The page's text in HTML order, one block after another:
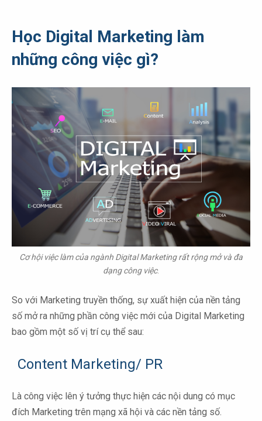
Học Digital Marketing làm
những công việc gì?
Cơ hội việc làm của ngành Digital Marketing rất rộng mở và đa
dạng công việc.
So với Marketing truyền thống, sự xuất hiện của nền tảng
số mở ra những phần công việc mới của Digital Marketing
bao gồm một số vị trí cụ thể sau:
Content Marketing/ PR
Là công việc lên ý tưởng thực hiện các nội dung có mục
đích Marketing trên mạng xã hội và các nền tảng số.